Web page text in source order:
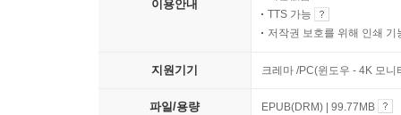
이용안내
TTS 가능
저작권 보호를 위해 인쇄 기
지원기기 크레마 /PC(윈도우 - 4K 모
파일/용량 EPUB(DRM) | 99.77MB